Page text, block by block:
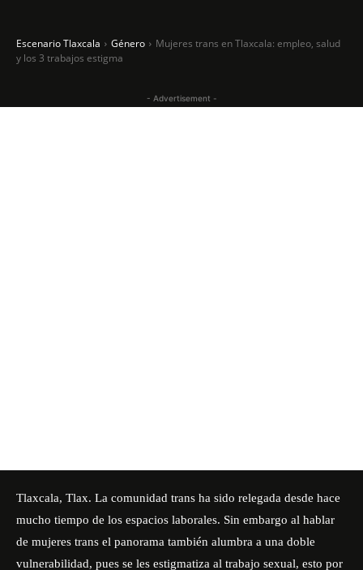
Escenario Tlaxcala Género
Mujeres trans en Tlaxcala: empleo, salud
y los 3 trabajos estigma
- Advertisement -
Tlaxcala, Tlax. La comunidad trans ha sido relegada desde hace
mucho tiempo de los espacios laborales. Sin embargo al hablar
de mujeres trans el panorama también alumbra a una doble
vulnerabilidad, pues se les estigmatiza al trabajo sexual, esto por